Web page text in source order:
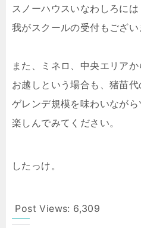
スノーハウスいなわしろには
我がスクールの受付もござ
また、ミネロ、中央エリアか
お越しという場合も、猪苗代
ゲレンデ規模を味わいながら
楽しんでみてください。
したっけ。
Post Views: 6,309